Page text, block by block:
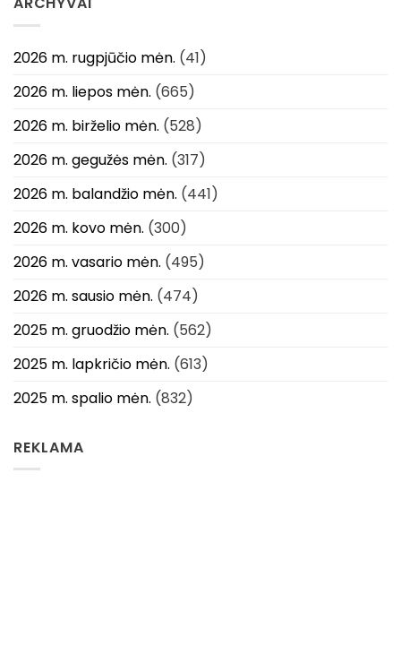
2026 m. rugpjūčio mėn. (41)
2026 m. liepos mėn. (665)
2026 m. birželio mėn. (528)
2026 m. gegužės mėn. (317)
2026 m. balandžio mėn. (441)
2026 m. kovo mėn. (300)
2026 m. vasario mėn. (495)
2026 m. sausio mėn. (474)
2025 m. gruodžio mėn. (562)
2025 m. lapkričio mėn. (613)
2025 m. spalio mėn. (832)
REKLAMA